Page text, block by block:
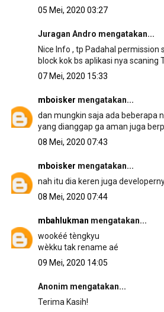
05 Mei, 2020 03:27
Juragan Andro mengatakan...
Nice Info , tp Padahal permission
block kok bs aplikasi nya scaning
07 Mei, 2020 15:33
mboisker mengatakan...
dan mungkin saja ada beberapa
yang dianggap ga aman juga
08 Mei, 2020 07:43
mboisker mengatakan...
nah itu dia keren juga
08 Mei, 2020 07:44
mbahlukman mengatakan...
wookéé tèngkyu
wèkku tak rename aé
09 Mei, 2020 14:05
Anonim mengatakan...
Terima Kasih!